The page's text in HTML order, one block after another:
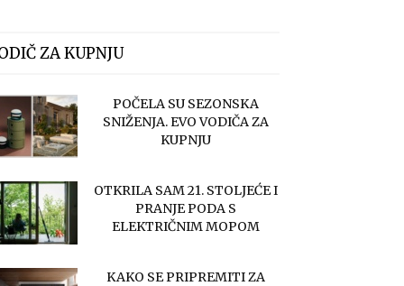
ZA KUPNJU
POČELA SU SEZONSKA
SNIŽENJA. EVO VODIČA ZA
KUPNJU
OTKRILA SAM 21. STOLJEĆE I
PRANJE PODA S
ELEKTRIČNIM MOPOM
KAKO SE PRIPREMITI ZA